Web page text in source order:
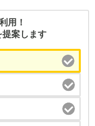
可」の施設など、
ともできます。
用！
案します